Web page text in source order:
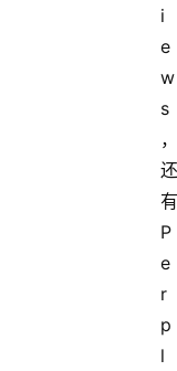
i
e
w
s
，
还
有
P
e
r
p
l